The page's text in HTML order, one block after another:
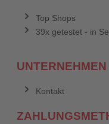
Top Shops
39x getestet - in
UNTERNEHMEN
Kontakt